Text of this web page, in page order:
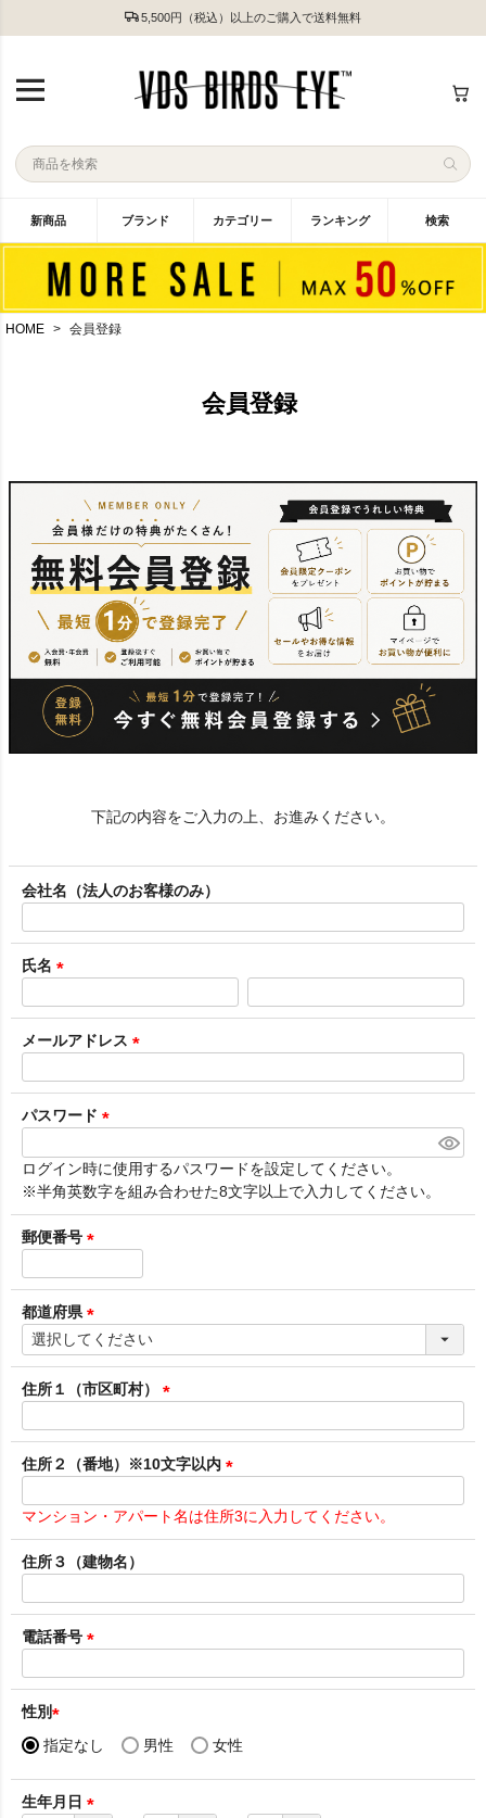
5,500円（税込）以上のご購入で送料無料
新商品 ブランド カテゴリー ランキング 検索
HOME 会員登録
会員登録
下記の内容をご入力の上、お進みください。
会社名（法人のお客様のみ）
氏名
必
須
メールアドレス
必
パスワード
必
須
)
ログイン時に使用するパスワードを設定してください。
※半角英数字を組み合わせた8文字以上で入力してください。
郵便番号
必
須
)
都道府県
(
必
須
住所１（市区町村）
必
須
住所２（番地）※10文字以内
必
須
マンション・アパート名は住所3に入力してください。
住所３（建物名）
電話番号
必
性別
(
須
)
指定なし 男性 女性
生年月日